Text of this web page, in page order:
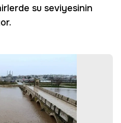
su seviyesinin